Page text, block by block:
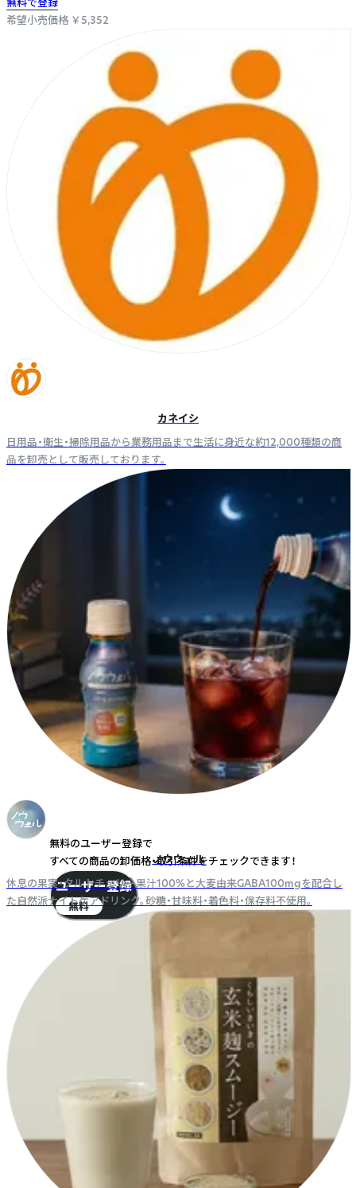
希望小売価格 ￥5,352
カネイシ
日用品・衛生・掃除用品から業務用品まで生活に身近な約12,000種類の商
品を卸売として販売しております。
ノウウェル
休息の果実・タルトチェリー果汁100%と大麦由来GABA100mgを配合し
た自然派ナイトケアドリンク。砂糖・甘味料・着色料・保存料不使用。
無料のユーザー登録で
すべての商品の卸価格・取引条件をチェックできます！
ユーザー登録
無料